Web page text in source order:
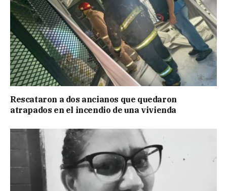
Rescataron a dos ancianos que quedaron
atrapados en el incendio de una vivienda